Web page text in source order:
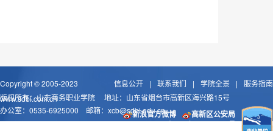
服务指南
|
学院全景
|
联系我们
|
信息公开
Copyright © 2005-2023
www.sdbi.com.cn
高新区公安局
新浪官方微博
版权所有：山东商务职业学院 地址：山东省烟台市高新区海兴路15号
办公室：0535-6925000 邮箱： xcb@sdbi.edu.cn
鲁ICP备09053622号